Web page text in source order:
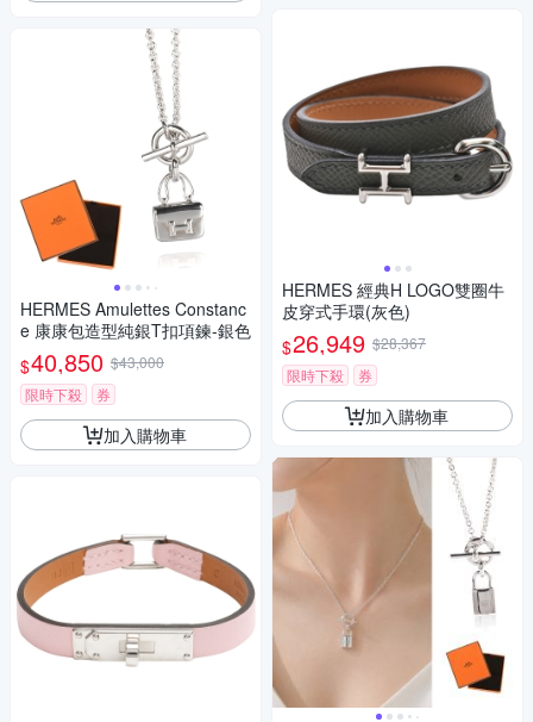
HERMES Amulettes Constanc
e 康康包造型純銀T扣項鍊-銀色
$40,850 $43,000
限時下殺
券
加入購物車
HERMES 經典H LOGO雙圈牛
皮穿式手環(灰色)
$26,949 $28,367
限時下殺
券
加入購物車